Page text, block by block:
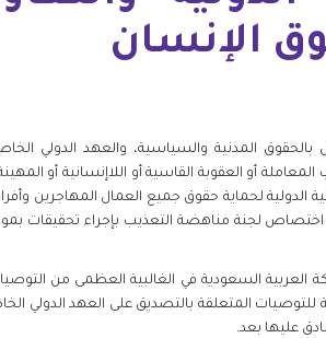
الإنسان
المدنية والسياسية، والعهد الدولي الخاص
أو العقوبة القاسية أو اللاإنسانية أو
الدولية لحماية حقوق جميع العمال المهاجرين
السعودية في الغالبية العظمى من
للتوصيات المتعلقة بالتصديق على العهد الدولي
عليها بعد.